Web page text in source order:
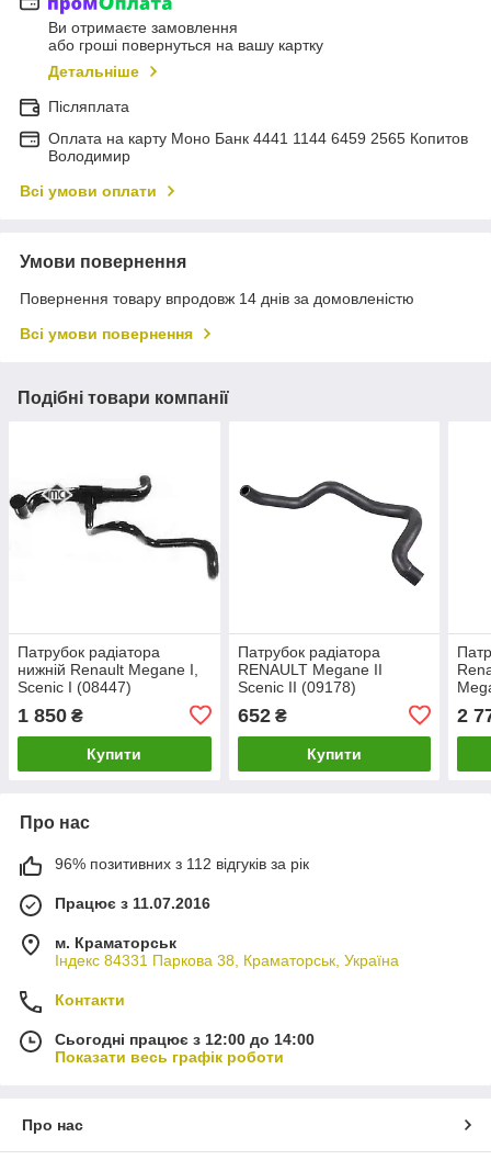
Ви отримаєте замовлення
або гроші повернуться на вашу картку
Детальніше
Післяплата
Оплата на карту Моно Банк 4441 1144 6459 2565 Копитов
Володимир
Всі умови оплати
Умови повернення
Повернення товару впродовж 14 днів за домовленістю
Всі умови повернення
Подібні товари компанії
Патрубок радіатора
нижній Renault Megane I,
Scenic I (08447)
1 850 ₴
Купити
Патрубок радіатора
RENAULT Megane II
Scenic II (09178)
652₴
Купити
2
Про нас
96% позитивних з 112 відгуків за рік
Працює з 11.07.2016
м. Краматорськ
Індекс 84331 Паркова 38, Краматорськ, Україна
Контакти
Сьогодні працює з 12:00 до 14:00
Показати весь графік роботи
Про нас